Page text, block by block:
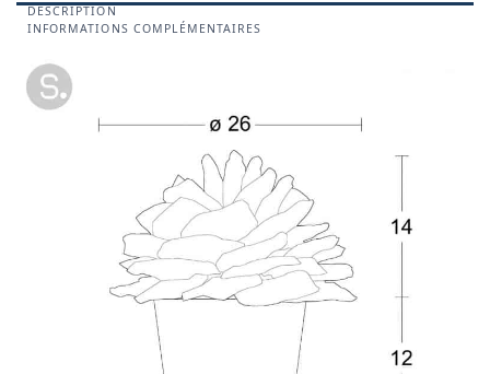
DESCRIPTION
INFORMATIONS COMPLÉMENTAIRES